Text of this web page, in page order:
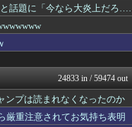
なんJミュージアム
おーるじゃんる
おうち速報
修羅場ライフ速報
げぇ速
アニチャット
女子アナお宝画像速
ポリー速報
話題に「今なら大炎上だろ
24833 in / 59474 out
ンプは読まれなくなったのか
厳重注意されてお気持ち表明